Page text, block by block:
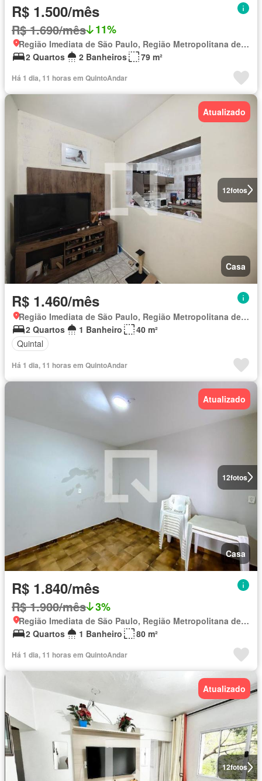
R$ 1.500/mês
R$ 1.690/mês 11%
Região Imediata de São Paulo, Região Metropolitana de São Paulo
2 Quartos
2 Banheiros 79 m²
Há 1 dia, 11 horas em QuintoAndar
12fotos
Atualizado
Casa
R$ 1.460/mês
Região Imediata de São Paulo, Região Metropolitana de São Paulo
2 Quartos
1 Banheiro
40 m²
Quintal
Há 1 dia, 11 horas em QuintoAndar
12fotos
Atualizado
Casa
R$ 1.840/mês
R$ 1.900/mês 3%
Região Imediata de São Paulo, Região Metropolitana de São Paulo
2 Quartos
1 Banheiro 80 m²
Há 1 dia, 11 horas em QuintoAndar
12fotos
Atualizado